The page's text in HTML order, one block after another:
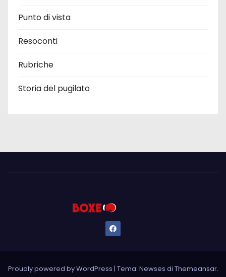
Punto di vista
Resoconti
Rubriche
Storia del pugilato
Proudly powered by WordPress | Tema: Newses di Themeansar.